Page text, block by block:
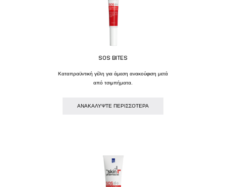
SOS BITES
Kαταπραϋντική γέλη για άμεση ανακούφιση μετά
από τσιμπήματα.
AΝΑΚΑΛΥΨΤΕ ΠΕΡΙΣΣΟΤΕΡΑ